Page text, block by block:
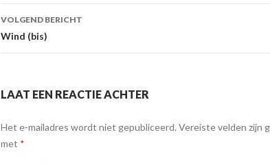
VOLGEND BERICHT
Wind (bis)
LAAT EEN REACTIE ACHTER
Het e-mailadres wordt niet gepubliceerd. Vereiste velden zijn
met *